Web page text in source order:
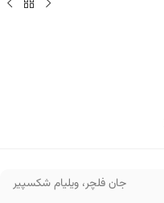
جان فلچر، ویلیام شکسپیر